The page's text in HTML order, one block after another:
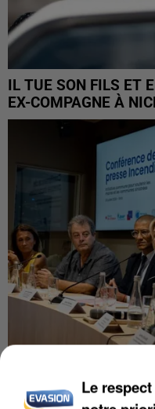
IL TUE SON FILS ET
EX-COMPAGNE À
INCENDIES : L’ÎLE-
DE SOLIDARITÉ AVEC
Le